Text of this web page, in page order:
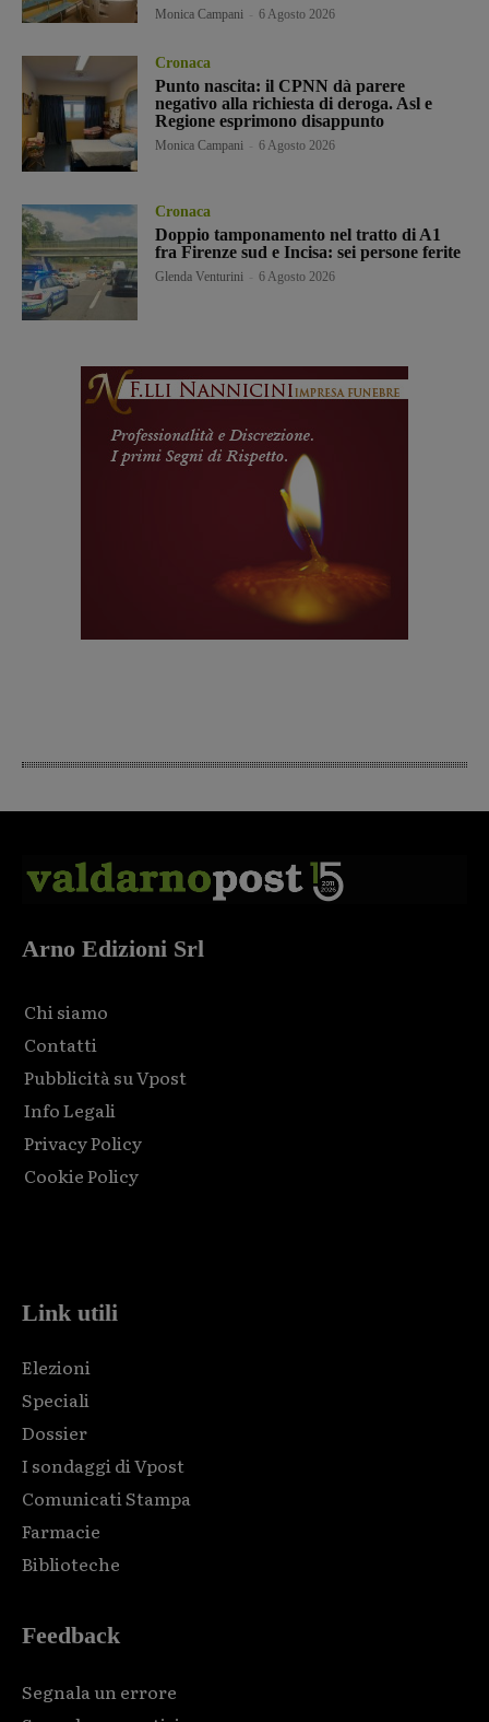
Monica Campani 6 Agosto 2026
Cronaca
Punto nascita: il CPNN dà parere
negativo alla richiesta di deroga. Asl e
Regione esprimono disappunto
Monica Campani 6 Agosto 2026
Cronaca
Doppio tamponamento nel tratto di A1
fra Firenze sud e Incisa: sei persone ferite
Glenda Venturini 6 Agosto 2026
Arno Edizioni Srl
Chi siamo
Contatti
Pubblicità su Vpost
Info Legali
Privacy Policy
Cookie Policy
Link utili
Elezioni
Speciali
Dossier
I sondaggi di Vpost
Comunicati Stampa
Farmacie
Biblioteche
Feedback
Segnala un errore